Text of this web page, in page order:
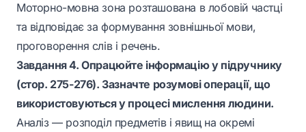
Моторно-мовна зона розташована в лобовій частці
та відповідає за формування зовнішньої мови,
проговорення слів і речень.
Завдання 4. Опрацюйте інформацію у підручнику
(стор. 275-276). Зазначте розумові операції, що
використовуються у процесі мислення людини.
Аналіз — розподіл предметів і явищ на окремі